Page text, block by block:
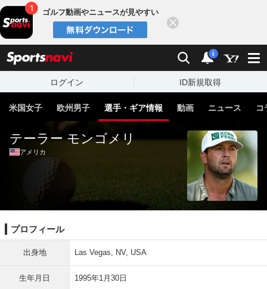
ゴルフ動画やニュースが見やすい
検索 通知
i
ログイン ID新規取得
米国女子 欧州男子 選手・ギア情報 動画 ニュース コ
テーラー モンゴメリ
アメリカ
プロフィール
出身地 Las Vegas, NV, USA
生年月日 1995年1月30日